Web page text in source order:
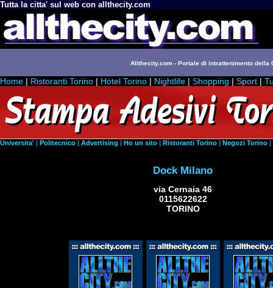
Tutta la citta' sul web con allthecity.com
Allthecity.com - Portale di intrattenimento della
Home | Ristoranti Torino | Hotel Torino | Nightlife | Shopping | Sport |
Universita' | Politecnico | Advertising | Ho un sito | Ristoranti Torino | Negozi Torino |
Dock Milano
via Cernaia 46
0115622622
TORINO